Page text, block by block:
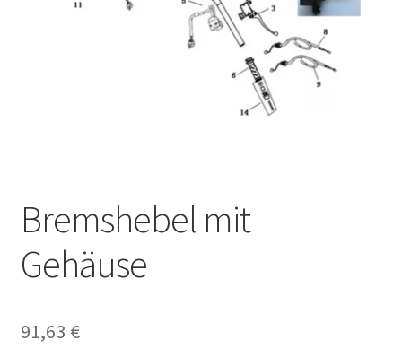
Bremshebel mit
Gehäuse
91,63 €